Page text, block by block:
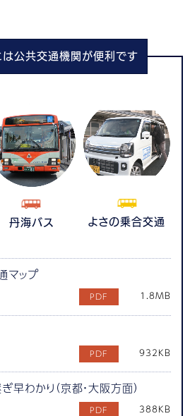
は公共交通機関が便利です
丹海バス よさの乗合交通
マップ
1.8MB
932KB
早わかり（京都・大阪方面）
388KB